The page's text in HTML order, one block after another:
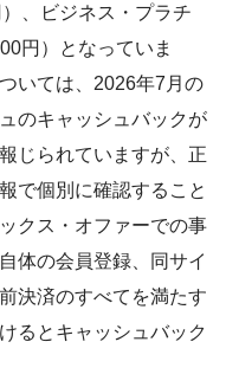
、ビジネス・プラチ
円）となっていま
いては、2026年7月の
のキャッシュバックが
じられていますが、正
で個別に確認すること
クス・オファーでの事
体の会員登録、同サイ
決済のすべてを満たす
るとキャッシュバック